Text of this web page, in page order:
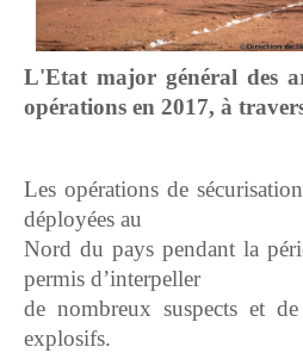
L'Etat major général des
opérations en 2017, à
Les opérations de
déployées au
Nord du pays pendant la
permis d’interpeller
de nombreux suspects et
explosifs.